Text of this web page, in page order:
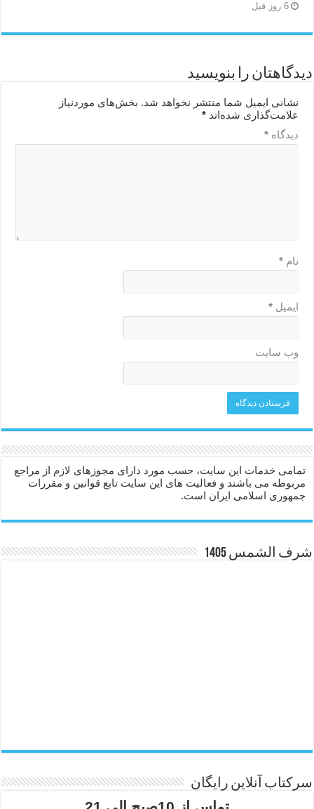
6 روز قبل
دیدگاهتان را بنویسید
نشانی ایمیل شما منتشر نخواهد شد. بخش‌های موردنیاز
علامت‌گذاری شده‌اند*
دیدگاه*
نام*
ایمیل*
وب‌ سایت
تمامی خدمات این سایت، حسب مورد دارای مجوزهای لازم از مراجع
مربوطه می باشند و فعالیت های این سایت تابع قوانین و مقررات
جمهوری اسلامی ایران است.
شرف الشمس 1405
سرکتاب آنلاین رایگان